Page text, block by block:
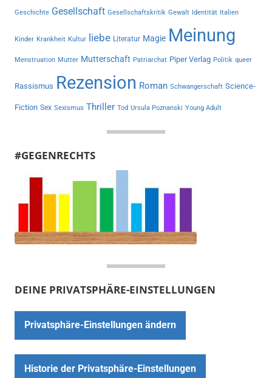
Geschichte Gesellschaft Gesellschaftskritik Gewalt Identität Italien
Kinder Krankheit Kultur liebe Literatur Magie Meinung
Menstruation Mutter Mutterschaft Patriarchat Piper Verlag Politik queer
Rassismus Rezension Roman Schwangerschaft Science-
Fiction Sex Sexismus Thriller Tod Ursula Poznanski Young Adult
#GEGENRECHTS
DEINE PRIVATSPHÄRE-EINSTELLUNGEN
Privatsphäre-Einstellungen ändern
Historie der Privatsphäre-Einstellungen